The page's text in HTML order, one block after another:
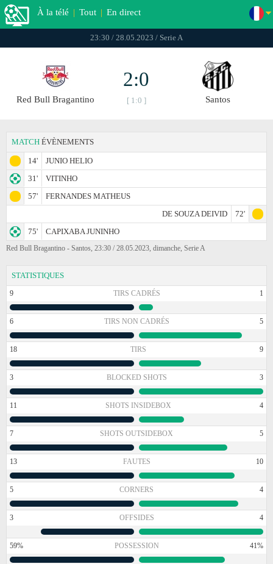
À la télé | Tout | En direct
23:30 / 28.05.2023 / Serie A
Red Bull Bragantino
2:0
[ 1:0 ] Santos
MATCH ÉVÈNEMENTS
14'
JUNIO HELIO
31'
VITINHO
57'
FERNANDES MATHEUS
DE SOUZA DEIVID
72'
75'
CAPIXABA JUNINHO
Red Bull Bragantino - Santos, 23:30 / 28.05.2023, dimanche, Serie A
STATISTIQUES
9 TIRS CADRÉS 1
6 TIRS NON CADRÉS 5
18 TIRS 9
3 BLOCKED SHOTS 3
11 SHOTS INSIDEBOX 4
7 SHOTS OUTSIDEBOX 5
13 FAUTES 10
5 CORNERS 4
3 OFFSIDES 4
59% POSSESSION 41%